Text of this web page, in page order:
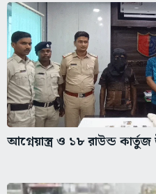
আগ্নেয়াস্ত্র ও ১৮ রাউন্ড